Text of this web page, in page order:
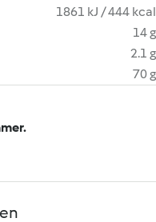
1861 kJ / 444 kcal
14 g
2.1 g
70 g